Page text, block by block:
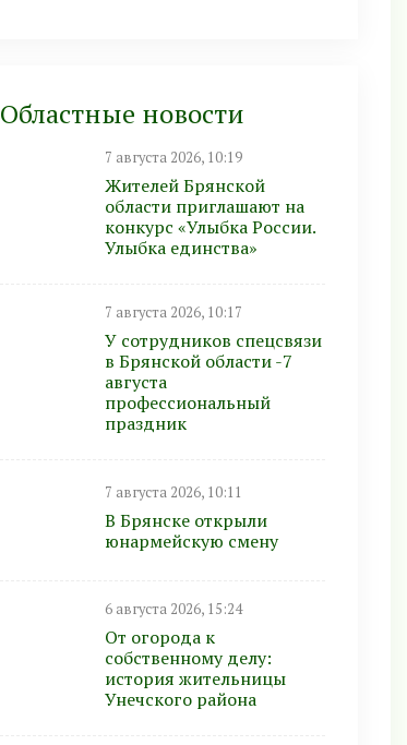
Областные новости
7 августа 2026, 10:19
Жителей Брянской
области приглашают на
конкурс «Улыбка России.
Улыбка единства»
7 августа 2026, 10:17
У сотрудников спецсвязи
в Брянской области -7
августа
профессиональный
праздник
7 августа 2026, 10:11
В Брянске открыли
юнармейскую смену
6 августа 2026, 15:24
От огорода к
собственному делу:
история жительницы
Унечского района